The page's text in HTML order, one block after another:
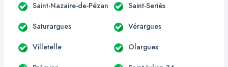
Saint-Nazaire-de-Pézan Saint-Seriès
Saturargues Vérargues
Villetelle Olargues